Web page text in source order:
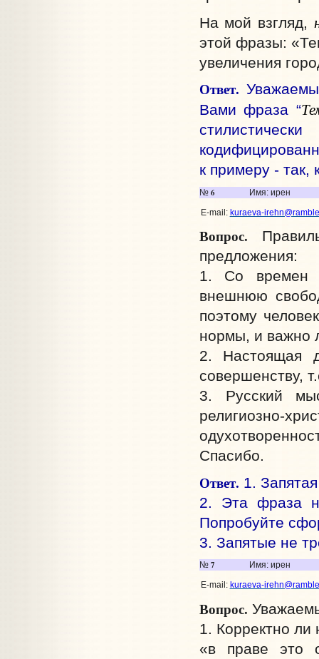
На мой взгляд,
этой фразы:
увеличения
Ответ.
Вами фраза “
к примеру - так,
№6
Имя: ирен
E-mail: kuraeva-
Вопрос.
предложения:
1. Со времен
внешнюю
поэтому
нормы, и важно
2. Настоящая
совершенству,
3. Русский
религиозно-
Спасибо.
Ответ. 1.
2. Эта фраза
Попробуйте
3. Запятые не
№7
Имя: ирен
E-mail: kuraeva-
Вопрос.
1. Корректно ли
«в праве это